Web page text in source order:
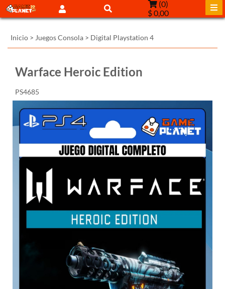
(0)
$ 0,00
Inicio > Juegos Consola > Digital Playstation 4
Warface Heroic Edition
PS4685